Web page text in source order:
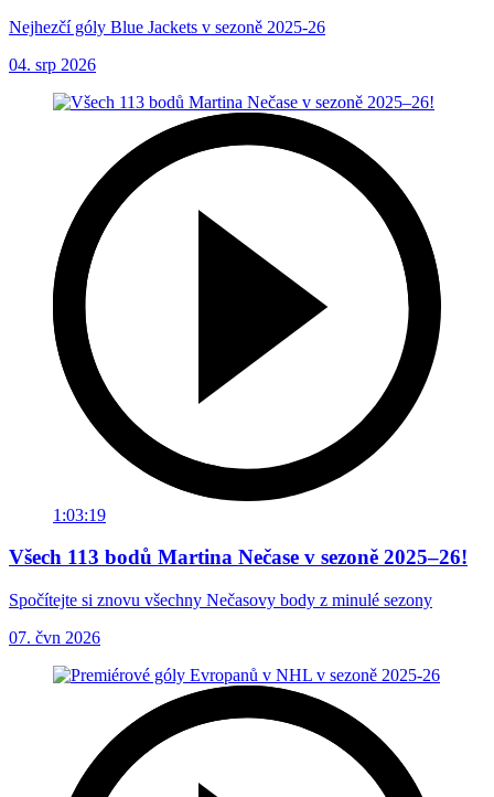
Nejhezčí góly Blue Jackets v sezoně 2025-26
04. srp 2026
1:03:19
Všech 113 bodů Martina Nečase v sezoně 2025–26!
Spočítejte si znovu všechny Nečasovy body z minulé sezony
07. čvn 2026